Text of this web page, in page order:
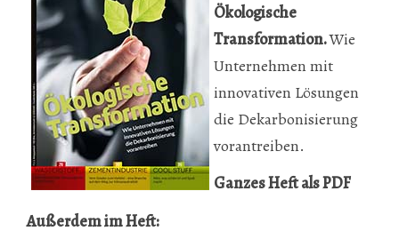
Ökologische
Transformation.Wie
Unternehmen mit
innovativen Lösungen
die Dekarbonisierung
vorantreiben.
Ganzes Heft als PDF
Außerdem im Heft: